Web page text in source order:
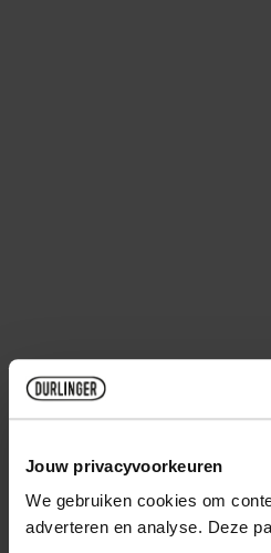
Jouw privacyvoorkeuren
We gebruiken cookies om
adverteren en analyse. Deze